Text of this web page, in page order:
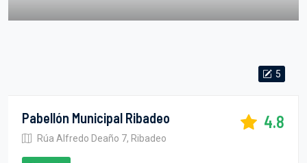
5
Pabellón Municipal Ribadeo
Rúa Alfredo Deaño 7, Ribadeo
4.8